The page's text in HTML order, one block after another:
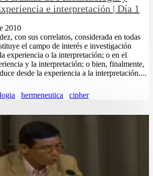
e interpretación | Día 1
2010
con sus correlatos, considerada en todas
el campo de interés e investigación
experiencia o la interpretación; o en el
y la interpretación; o bien, finalmente,
desde la experiencia a la interpretación....
hermeneutica cipher